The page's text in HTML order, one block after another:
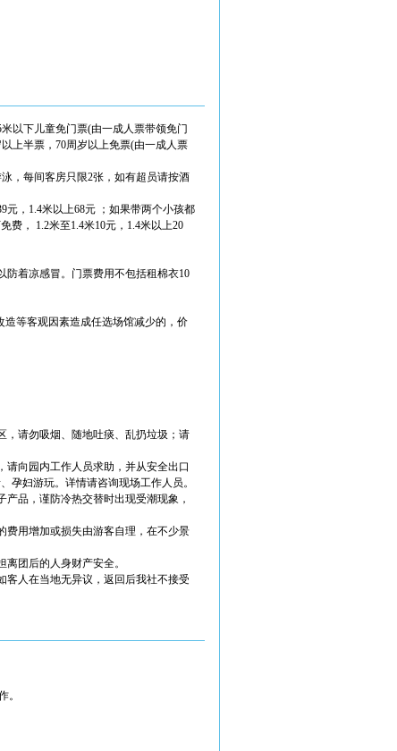
以下儿童免门票(由一成人票带领免门
上半票，70周岁以上免票(由一成人票
，每间客房只限2张，如有超员请按酒
元，1.4米以上68元 ；如果带两个小孩都
费， 1.2米至1.4米10元，1.4米以上20
防着凉感冒。门票费用不包括租棉衣10
等客观因素造成任选场馆减少的，价
，请勿吸烟、随地吐痰、乱扔垃圾；请
向园内工作人员求助，并从安全出口
孕妇游玩。详情请咨询现场工作人员。
品，谨防冷热交替时出现受潮现象，
费用增加或损失由游客自理，在不少景
团后的人身财产安全。
客人在当地无异议，返回后我社不接受
。